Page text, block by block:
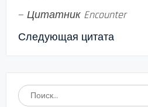
— Цитатник Encounter
Следующая цитата
Найти: